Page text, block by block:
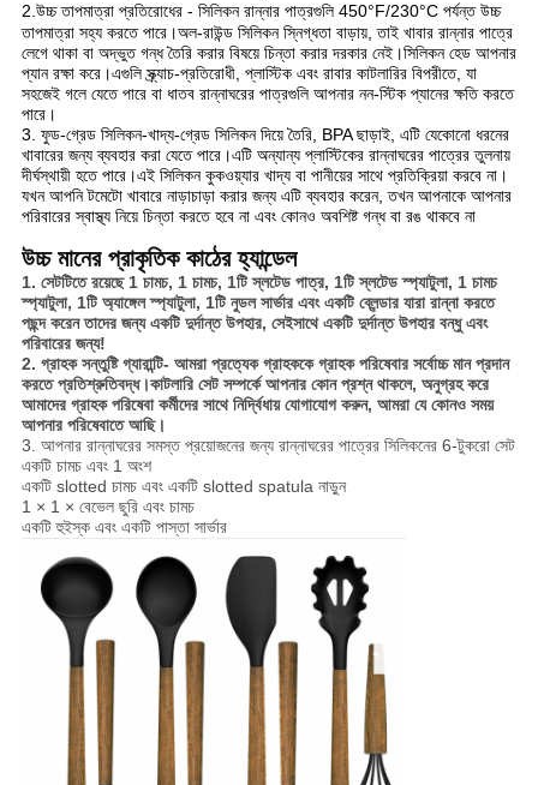
2.উচ্চ তাপমাত্রা প্রতিরোধের - সিলিকন রান্নার পাত্রগুলি 450°F/230°C পর্যন্ত উচ্চ
তাপমাত্রা সহ্য করতে পারে।অল-রাউন্ড সিলিকন স্নিগ্ধতা বাড়ায়, তাই খাবার রান্নার পাত্রে
লেগে থাকা বা অদ্ভুত গন্ধ তৈরি করার বিষয়ে চিন্তা করার দরকার নেই।সিলিকন হেড আপনার
প্যান রক্ষা করে।এগুলি স্ক্র্যাচ-প্রতিরোধী, প্লাস্টিক এবং রাবার কাটলারির বিপরীতে, যা
সহজেই গলে যেতে পারে বা ধাতব রান্নাঘরের পাত্রগুলি আপনার নন-স্টিক প্যানের ক্ষতি করতে
পারে।
3. ফুড-গ্রেড সিলিকন-খাদ্য-গ্রেড সিলিকন দিয়ে তৈরি, BPA ছাড়াই, এটি যেকোনো ধরনের
খাবারের জন্য ব্যবহার করা যেতে পারে।এটি অন্যান্য প্লাস্টিকের রান্নাঘরের পাত্রের তুলনায়
দীর্ঘস্থায়ী হতে পারে।এই সিলিকন কুকওয়্যার খাদ্য বা পানীয়ের সাথে প্রতিক্রিয়া করবে না।
যখন আপনি টমেটো খাবারে নাড়াচাড়া করার জন্য এটি ব্যবহার করেন, তখন আপনাকে আপনার
পরিবারের স্বাস্থ্য নিয়ে চিন্তা করতে হবে না এবং কোনও অবশিষ্ট গন্ধ বা রঙ থাকবে না
উচ্চ মানের প্রাকৃতিক কাঠের হ্যান্ডেল
1. সেটটিতে রয়েছে 1 চামচ, 1 চামচ, 1টি স্লটেড পাত্র, 1টি স্লটেড স্প্যাটুলা, 1 চামচ
স্প্যাটুলা, 1টি অ্যাঙ্গেল স্প্যাটুলা, 1টি নুডল সার্ভার এবং একটি ব্লেন্ডার যারা রান্না করতে
পছন্দ করেন তাদের জন্য একটি দুর্দান্ত উপহার, সেইসাথে একটি দুর্দান্ত উপহার বন্ধু এবং
পরিবারের জন্য!
2. গ্রাহক সন্তুষ্টি গ্যারান্টি- আমরা প্রত্যেক গ্রাহককে গ্রাহক পরিষেবার সর্বোচ্চ মান প্রদান
করতে প্রতিশ্রুতিবদ্ধ।কাটলারি সেট সম্পর্কে আপনার কোন প্রশ্ন থাকলে, অনুগ্রহ করে
আমাদের গ্রাহক পরিষেবা কর্মীদের সাথে নির্দ্বিধায় যোগাযোগ করুন, আমরা যে কোনও সময়
আপনার পরিষেবাতে আছি।
3. আপনার রান্নাঘরের সমস্ত প্রয়োজনের জন্য রান্নাঘরের পাত্রের সিলিকনের 6-টুকরো সেট
একটি চামচ এবং 1 অংশ
একটি slotted চামচ এবং একটি slotted spatula নাড়ুন
1 × 1 × বেভেল ছুরি এবং চামচ
একটি হুইস্ক এবং একটি পাস্তা সার্ভার